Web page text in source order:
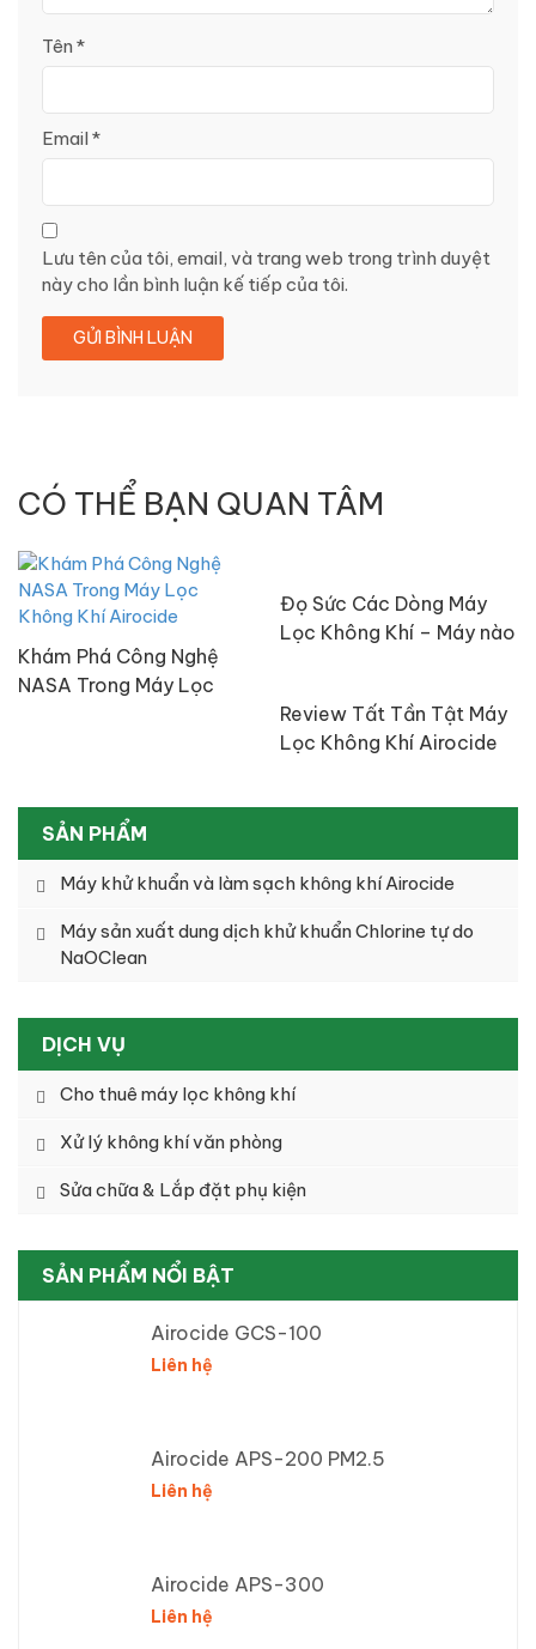
Tên *
Email*
Lưu tên của tôi, email, và trang web trong trình duyệt
này cho lần bình luận kế tiếp của tôi.
CÓ THỂ BẠN QUAN TÂM
Khám Phá Công Nghệ
NASA Trong Máy Lọc
Đọ Sức Các Dòng Máy
Lọc Không Khí – Máy nào
Review Tất Tần Tật Máy
Lọc Không Khí Airocide
SẢN PHẨM
Máy khử khuẩn và làm sạch không khí Airocide
Máy sản xuất dung dịch khử khuẩn Chlorine tự do
NaOClean
DỊCH VỤ
Cho thuê máy lọc không khí
Xử lý không khí văn phòng
Sửa chữa & Lắp đặt phụ kiện
SẢN PHẨM NỔI BẬT
Airocide GCS-100
Liên hệ
Airocide APS-200 PM2.5
Liên hệ
Airocide APS-300
Liên hệ